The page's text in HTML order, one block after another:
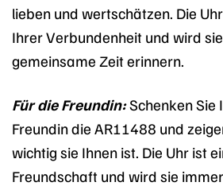
lieben und wertschätzen. Die
Ihrer Verbundenheit und wird
gemeinsame Zeit erinnern.
Für die Freundin:Schenken Sie
Freundin die AR11488 und
wichtig sie Ihnen ist. Die Uhr ist
Freundschaft und wird sie